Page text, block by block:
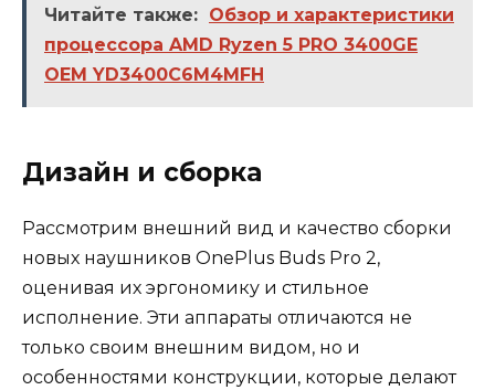
Читайте также: Обзор и характеристики
процессора AMD Ryzen 5 PRO 3400GE
OEM YD3400C6M4MFH
Дизайн и сборка
Рассмотрим внешний вид и качество сборки
новых наушников OnePlus Buds Pro 2,
оценивая их эргономику и стильное
исполнение. Эти аппараты отличаются не
только своим внешним видом, но и
особенностями конструкции, которые делают